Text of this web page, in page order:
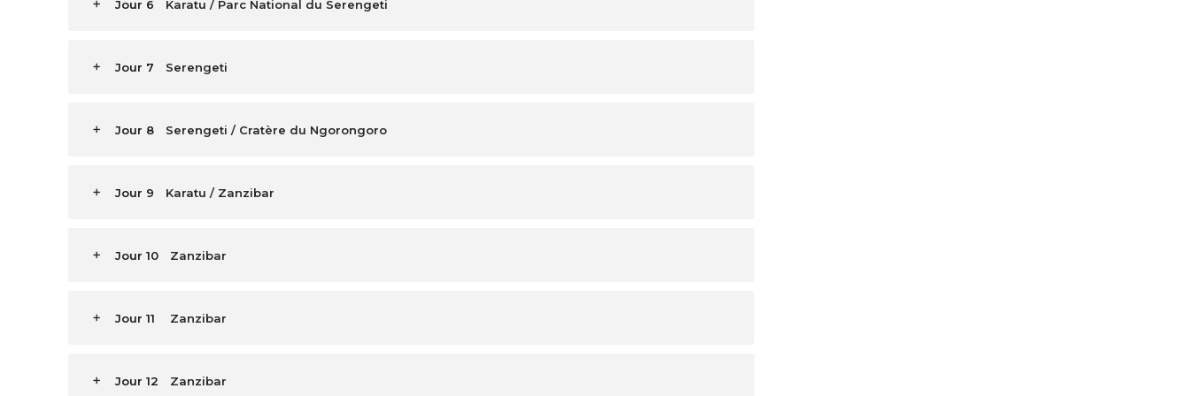
Jour 6 Karatu / Parc National du Serengeti
Jour 7 Serengeti
Jour 8 Serengeti / Cratère du Ngorongoro
Jour 9 Karatu / Zanzibar
Jour 10 Zanzibar
Jour 11 Zanzibar
Jour 12 Zanzibar